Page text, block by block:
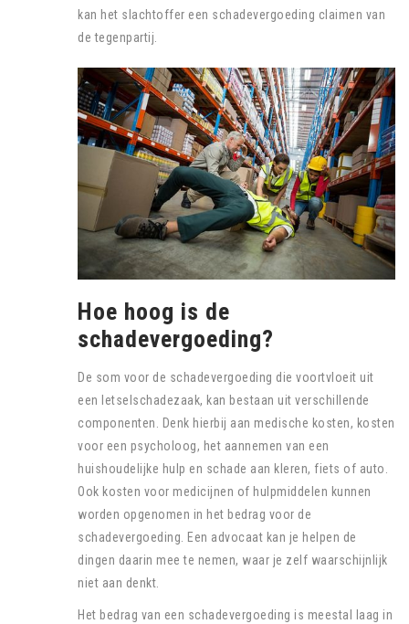
kan het slachtoffer een schadevergoeding claimen van
de tegenpartij.
Hoe hoog is de
schadevergoeding?
De som voor de schadevergoeding die voortvloeit uit
een letselschadezaak, kan bestaan uit verschillende
componenten. Denk hierbij aan medische kosten, kosten
voor een psycholoog, het aannemen van een
huishoudelijke hulp en schade aan kleren, fiets of auto.
Ook kosten voor medicijnen of hulpmiddelen kunnen
worden opgenomen in het bedrag voor de
schadevergoeding. Een advocaat kan je helpen de
dingen daarin mee te nemen, waar je zelf waarschijnlijk
niet aan denkt.
Het bedrag van een schadevergoeding is meestal laag in